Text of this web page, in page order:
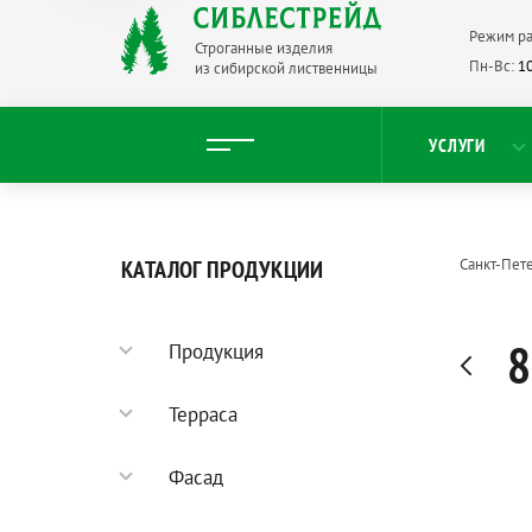
Строганные изделия
из сибирской лиственницы
УСЛУГИ
Режим
Пн-Вс:
КАТАЛОГ ПРОДУКЦИИ
Продукция
Садовый паркет
Терраса
Террасная доска
Фасад
Санкт-